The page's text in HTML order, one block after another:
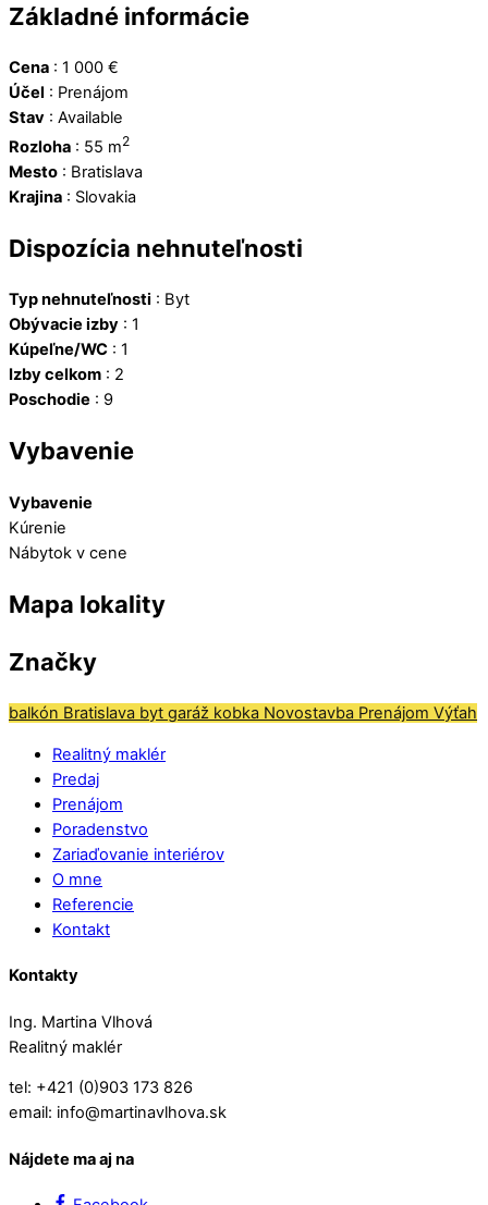
Základné informácie
Cena : 1 000 €
Účel : Prenájom
Stav : Available
Rozloha : 55 m2
Mesto : Bratislava
Krajina : Slovakia
Dispozícia nehnuteľnosti
Typ nehnuteľnosti : Byt
Obývacie izby : 1
Kúpeľne/WC : 1
Izby celkom : 2
Poschodie : 9
Vybavenie
Vybavenie
Kúrenie
Nábytok v cene
Mapa lokality
Značky
balkón Bratislava byt garáž kobka Novostavba Prenájom Výťah
Realitný maklér
Predaj
Prenájom
Poradenstvo
Zariaďovanie interiérov
O mne
Referencie
Kontakt
Kontakty
Ing. Martina Vlhová
Realitný maklér
tel: +421 (0)903 173 826
email: info@martinavlhova.sk
Nájdete ma aj na